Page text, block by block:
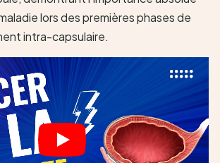
lors des premières phases de
intra-capsulaire.